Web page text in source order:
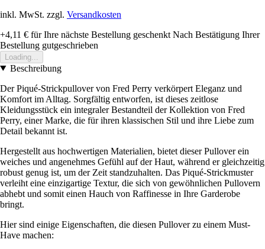
inkl. MwSt. zzgl. Versandkosten
+4,11 € für Ihre nächste Bestellung geschenkt Nach Bestätigung Ihrer
Bestellung gutgeschrieben
Loading...
Beschreibung
Der Piqué-Strickpullover von Fred Perry verkörpert Eleganz und
Komfort im Alltag. Sorgfältig entworfen, ist dieses zeitlose
Kleidungsstück ein integraler Bestandteil der Kollektion von Fred
Perry, einer Marke, die für ihren klassischen Stil und ihre Liebe zum
Detail bekannt ist.
Hergestellt aus hochwertigen Materialien, bietet dieser Pullover ein
weiches und angenehmes Gefühl auf der Haut, während er gleichzeitig
robust genug ist, um der Zeit standzuhalten. Das Piqué-Strickmuster
verleiht eine einzigartige Textur, die sich von gewöhnlichen Pullovern
abhebt und somit einen Hauch von Raffinesse in Ihre Garderobe
bringt.
Hier sind einige Eigenschaften, die diesen Pullover zu einem Must-
Have machen: